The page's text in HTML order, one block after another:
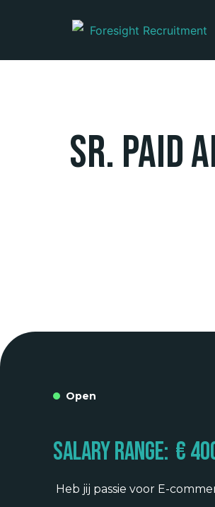
Sr. Paid
Open
Salary range: €
Heb jij passie voor E-